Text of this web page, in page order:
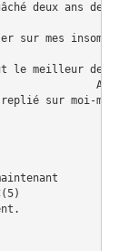
deux ans de
sur mes insomnies
le meilleur de toi-
Am
sur moi-même.